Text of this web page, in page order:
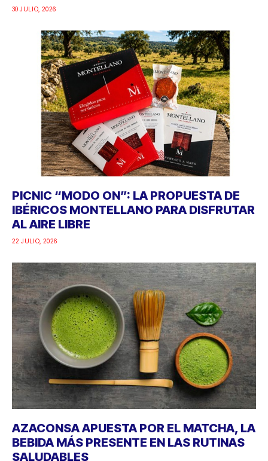
30 JULIO, 2026
PICNIC “MODO ON”: LA PROPUESTA DE
IBÉRICOS MONTELLANO PARA DISFRUTAR
AL AIRE LIBRE
22 JULIO, 2026
AZACONSA APUESTA POR EL MATCHA, LA
BEBIDA MÁS PRESENTE EN LAS RUTINAS
SALUDABLES